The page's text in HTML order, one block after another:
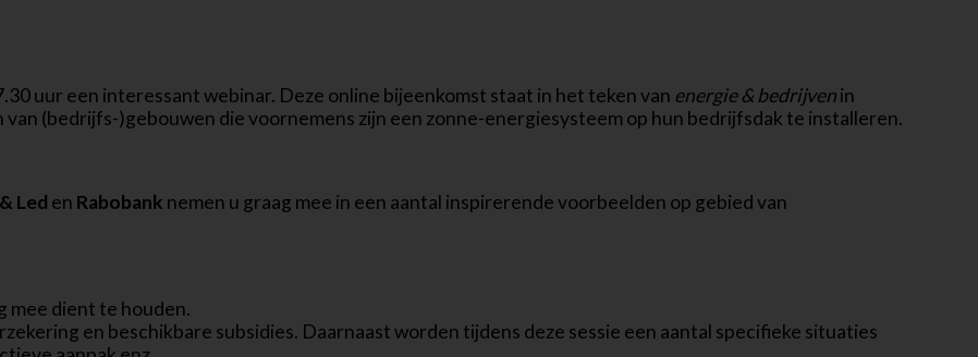
uur een interessant webinar. Deze online bijeenkomst staat in het teken van energie & bedrijvenin
(bedrijfs-)gebouwen die voornemens zijn een zonne-energiesysteem op hun bedrijfsdak te installeren.
Led en Rabobank nemen u graag mee in een aantal inspirerende voorbeelden op gebied van
mee dient te houden.
en beschikbare subsidies. Daarnaast worden tijdens deze sessie een aantal specifieke situaties